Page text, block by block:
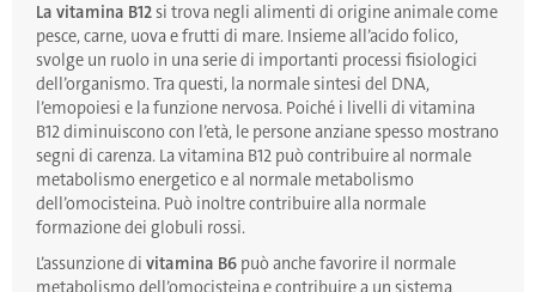
La vitamina B12si trova negli alimenti di origine animale come
pesce, carne, uova e frutti di mare. Insieme all’acido folico,
svolge un ruolo in una serie di importanti processi fisiologici
dell’organismo. Tra questi, la normale sintesi del DNA,
l’emopoiesi e la funzione nervosa. Poiché i livelli di vitamina
B12 diminuiscono con l’età, le persone anziane spesso mostrano
segni di carenza. La vitamina B12 può contribuire al normale
metabolismo energetico e al normale metabolismo
dell’omocisteina. Può inoltre contribuire alla normale
formazione dei globuli rossi.
L’assunzione di vitamina B6 può anche favorire il normale